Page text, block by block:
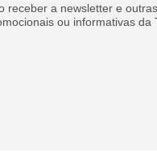
receber a newsletter e outras
ou informativas da